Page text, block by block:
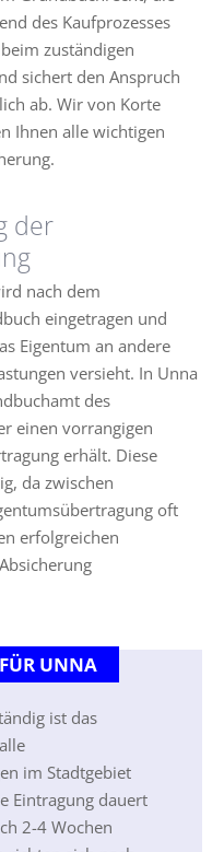
des Kaufprozesses
zuständigen
sichert den Anspruch
ab. Wir von Korte
Ihnen alle wichtigen
der
nach dem
eingetragen und
Eigentum an andere
versieht. In Unna
des
einen vorrangigen
erhält. Diese
da zwischen
oft
erfolgreichen
UNNA
ist das
im Stadtgebiet
Eintragung dauert
2-4 Wochen